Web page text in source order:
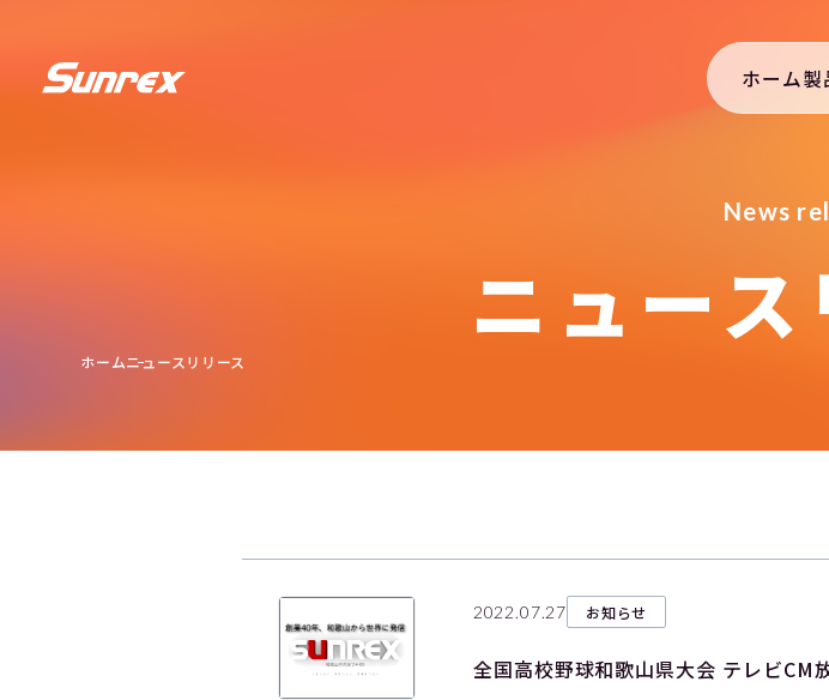
ホーム製
News rel
ニュー
ホームニュースリリース
2022.07.27 お知らせ
全国高校野球和歌山県大会 テレビCM